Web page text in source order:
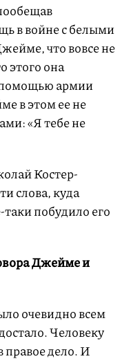
в войне с белыми
что вовсе не
этого она
помощью армии
в этом ее не
«Я тебе не
Костер-
слова, куда
побудило его
Джейме и
очевидно всем
Человеку
правое дело. И